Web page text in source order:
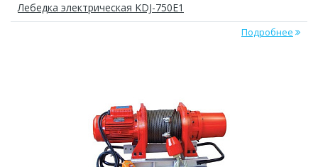
Лебедка электрическая KDJ-750E1
Подробнее